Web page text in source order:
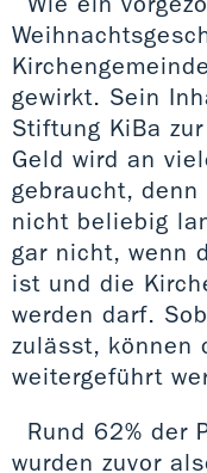
gewirkt. Sein
Stiftung KiBa
Geld wird an
gebraucht,
nicht beliebig
gar nicht, wenn
ist und die
werden darf.
zulässt, können
weitergeführt
Rund 62% der
wurden zuvor